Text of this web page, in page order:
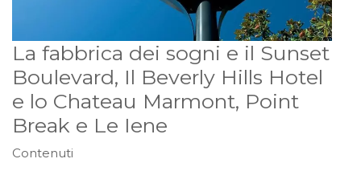
La fabbrica dei sogni e il Sunset
Boulevard, Il Beverly Hills Hotel
e lo Chateau Marmont, Point
Break e Le Iene
Contenuti